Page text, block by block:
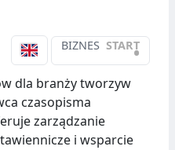
BIZNES START
•
dla branży tworzyw
czasopisma
zarządzanie
i wsparcie